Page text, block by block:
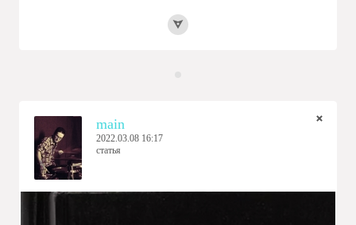
main
2022.03.08 16:17
статья